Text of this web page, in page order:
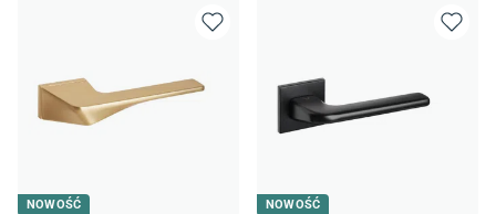
NOWOŚĆ NOWOŚĆ